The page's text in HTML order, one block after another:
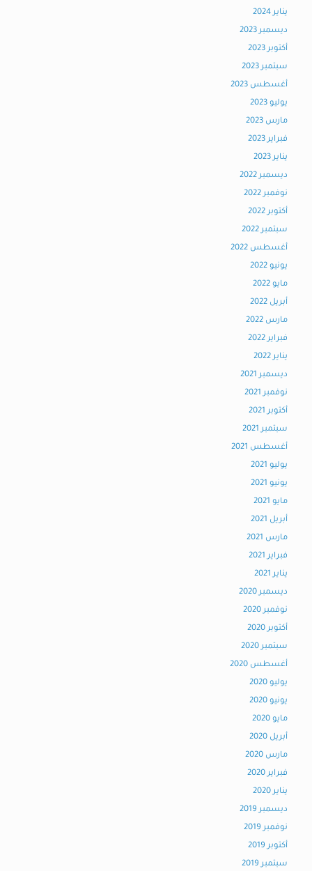
يناير 2024
ديسمبر 2023
أكتوبر 2023
سبتمبر 2023
أغسطس 2023
يوليو 2023
مارس 2023
فبراير 2023
يناير 2023
ديسمبر 2022
نوفمبر 2022
أكتوبر 2022
سبتمبر 2022
أغسطس 2022
يونيو 2022
مايو 2022
أبريل 2022
مارس 2022
فبراير 2022
يناير 2022
ديسمبر 2021
نوفمبر 2021
أكتوبر 2021
سبتمبر 2021
أغسطس 2021
يوليو 2021
يونيو 2021
مايو 2021
أبريل 2021
مارس 2021
فبراير 2021
يناير 2021
ديسمبر 2020
نوفمبر 2020
أكتوبر 2020
سبتمبر 2020
أغسطس 2020
يوليو 2020
يونيو 2020
مايو 2020
أبريل 2020
مارس 2020
فبراير 2020
يناير 2020
ديسمبر 2019
نوفمبر 2019
أكتوبر 2019
سبتمبر 2019